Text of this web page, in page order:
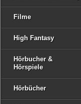
Filme
High Fantasy
Hörbucher &
Hörspiele
Hörbücher